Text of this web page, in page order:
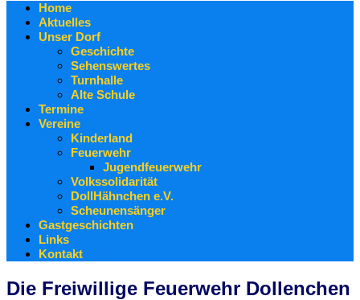
Home
Aktuelles
Unser Dorf
Geschichte
Sehenswertes
Turnhalle
Alte Schule
Termine
Vereine
Kinderland
Feuerwehr
Jugendfeuerwehr
Volkssolidarität
DollHähnchen e.V.
Scheunensänger
Gastgeschichten
Links
Kontakt
Die Freiwillige Feuerwehr Dollenchen